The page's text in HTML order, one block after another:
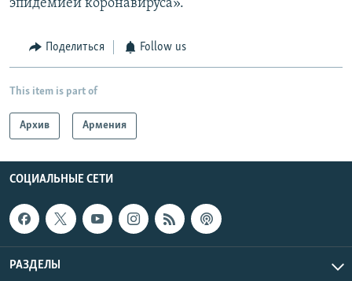
эпидемией коронавируса».
Поделиться Follow us
This item is part of
Архив Армения
СОЦИАЛЬНЫЕ СЕТИ
РАЗДЕЛЫ